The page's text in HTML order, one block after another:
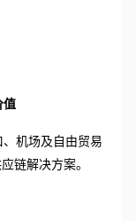
值
机场及自由贸易
链解决方案。